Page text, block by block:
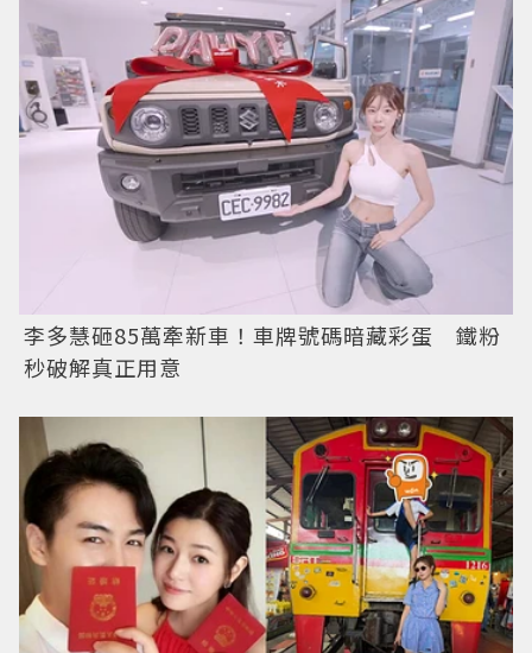
李多慧砸85萬牽新車！車牌號碼暗藏彩蛋 鐵粉
秒破解真正用意